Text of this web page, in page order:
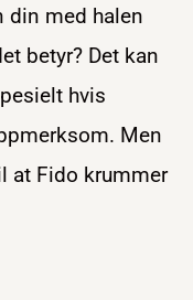
din med halen
betyr? Det kan
hvis
Men
at Fido krummer